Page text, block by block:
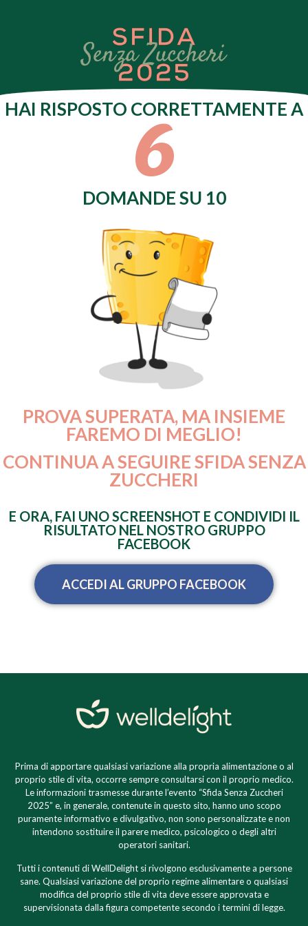
HAI RISPOSTO CORRETTAMENTE A
6
DOMANDE SU 10
PROVA SUPERATA, MA INSIEME
FAREMO DI MEGLIO!
CONTINUA A SEGUIRE SFIDA SENZA
ZUCCHERI
E ORA, FAI UNO SCREENSHOT E CONDIVIDI IL
RISULTATO NEL NOSTRO GRUPPO
FACEBOOK
ACCEDI AL GRUPPO FACEBOOK
Prima di apportare qualsiasi variazione alla propria alimentazione o al
proprio stile di vita, occorre sempre consultarsi con il proprio medico.
Le informazioni trasmesse durante l’evento “Sfida Senza Zuccheri
2025” e, in generale, contenute in questo sito, hanno uno scopo
puramente informativo e divulgativo, non sono personalizzate e non
intendono sostituire il parere medico, psicologico o degli altri
operatori sanitari.
Tutti i contenuti di WellDelight si rivolgono esclusivamente a persone
sane. Qualsiasi variazione del proprio regime alimentare o qualsiasi
modifica del proprio stile di vita deve essere approvata e
supervisionata dalla figura competente secondo i termini di legge.